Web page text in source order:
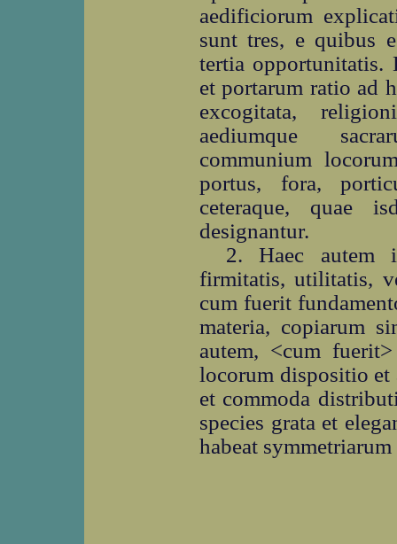
aedificiorum
sunt tres, e quibus
tertia opportunitatis.
et portarum ratio ad
excogitata,
aediumque
communium
portus, fora,
ceteraque, quae
designantur.
2. Haec autem
firmitatis, utilitatis,
cum fuerit
materia, copiarum
autem, <cum
locorum dispositio et
et commoda
species grata et
habeat